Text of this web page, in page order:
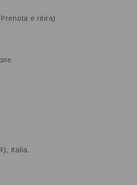
e ritira)
Italia.